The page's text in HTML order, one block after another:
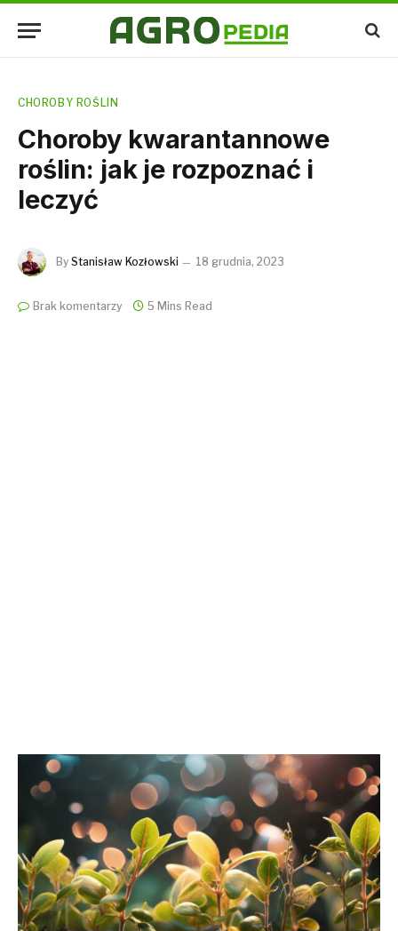
CHOROBY ROŚLIN
Choroby kwarantannowe
roślin: jak je rozpoznać i
leczyć
By Stanisław Kozłowski 18 grudnia, 2023
Brak komentarzy 5 Mins Read